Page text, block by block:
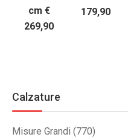
cm €
269,90
179,90
Calzature
Misure Grandi (770)